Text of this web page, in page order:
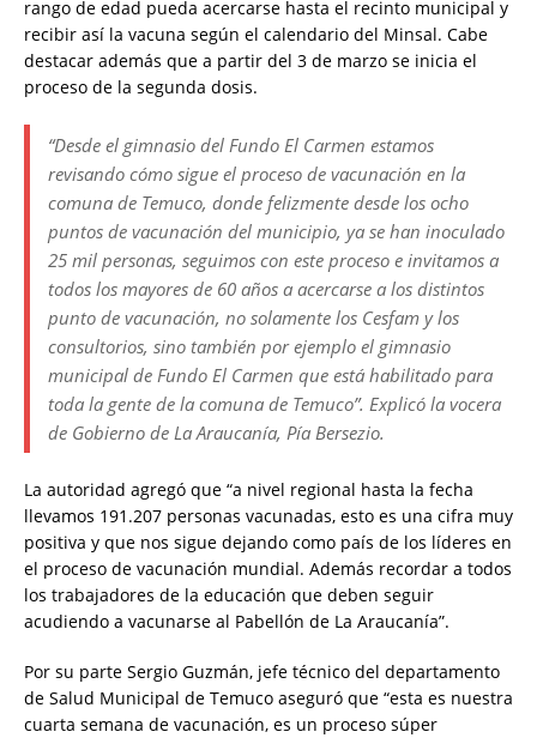
rango de edad pueda acercarse hasta el recinto municipal y
recibir así la vacuna según el calendario del Minsal. Cabe
destacar además que a partir del 3 de marzo se inicia el
proceso de la segunda dosis.
“Desde el gimnasio del Fundo El Carmen estamos
revisando cómo sigue el proceso de vacunación en la
comuna de Temuco, donde felizmente desde los ocho
puntos de vacunación del municipio, ya se han inoculado
25 mil personas, seguimos con este proceso e invitamos a
todos los mayores de 60 años a acercarse a los distintos
punto de vacunación, no solamente los Cesfam y los
consultorios, sino también por ejemplo el gimnasio
municipal de Fundo El Carmen que está habilitado para
toda la gente de la comuna de Temuco”. Explicó la vocera
de Gobierno de La Araucanía, Pía Bersezio.
La autoridad agregó que “a nivel regional hasta la fecha
llevamos 191.207 personas vacunadas, esto es una cifra muy
positiva y que nos sigue dejando como país de los líderes en
el proceso de vacunación mundial. Además recordar a todos
los trabajadores de la educación que deben seguir
acudiendo a vacunarse al Pabellón de La Araucanía”.
Por su parte Sergio Guzmán, jefe técnico del departamento
de Salud Municipal de Temuco aseguró que “esta es nuestra
cuarta semana de vacunación, es un proceso súper